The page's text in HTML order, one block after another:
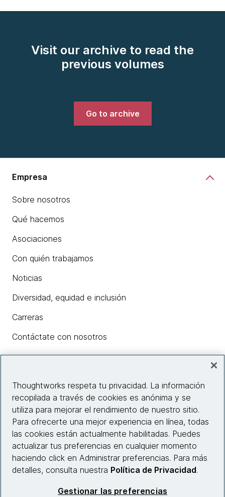
Visit our archive to read the
previous volumes
Go to archive
Empresa
Sobre nosotros
Qué hacemos
Asociaciones
Con quién trabajamos
Noticias
Diversidad, equidad e inclusión
Carreras
Contáctate con nosotros
Información del sitio web
Conecta con nosotros
Thoughtworks respeta tu privacidad. La información
recopilada a través de cookies es anónima y se
utiliza para mejorar el rendimiento de nuestro sitio.
Para ofrecerte una mejor experiencia en línea, todas
las cookies están actualmente habilitadas. Puedes
actualizar tus preferencias en cualquier momento
haciendo click en Administrar preferencias. Para más
detalles, consulta nuestra Política de Privacidad.
Gestionar las preferencias